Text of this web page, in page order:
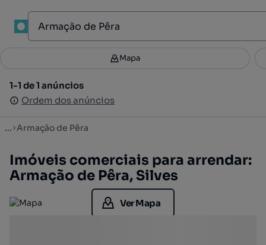
Filtros 3
1-1 de 1 anúncios
Ordem dos anúncios
Mapa
1-1 de 1 anúncios
Ordem dos anúncios
... Armação de Pêra
Imóveis comerciais para arrendar:
Armação de Pêra, Silves
Ver Mapa